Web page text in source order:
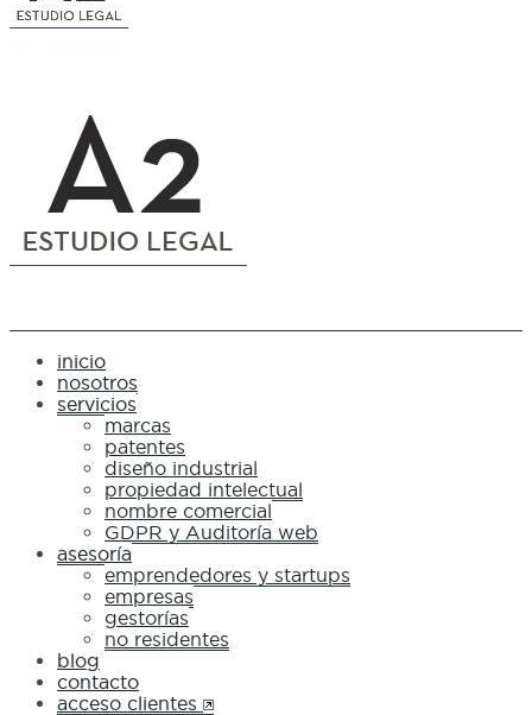
inicio
nosotros
servicios
marcas
patentes
diseño industrial
propiedad intelectual
nombre comercial
GDPR y Auditoría web
asesoría
emprendedores y startups
empresas
gestorías
no residentes
blog
contacto
acceso clientes